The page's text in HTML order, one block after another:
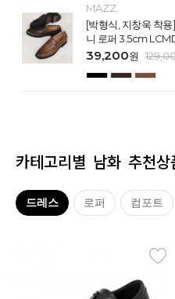
MAZZ
[박형식, 지창욱 착
니 로퍼 3.5cm
39,200원
카테고리별 남화 추천상
드레스 로퍼 컴포트